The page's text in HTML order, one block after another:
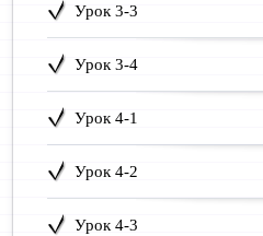
Урок 3-3
Урок 3-4
Урок 4-1
Урок 4-2
Урок 4-3